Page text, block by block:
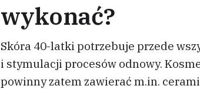
wykonać?
Skóra 40-latki potrzebuje przede
i stymulacji procesów odnowy.
powinny zatem zawierać m.in.